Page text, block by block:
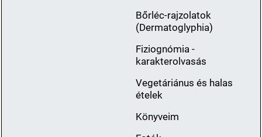
Bőrléc-rajzolatok
(Dermatoglyphia)
Fiziognómia -
karakterolvasás
Vegetáriánus és halas
ételek
Könyveim